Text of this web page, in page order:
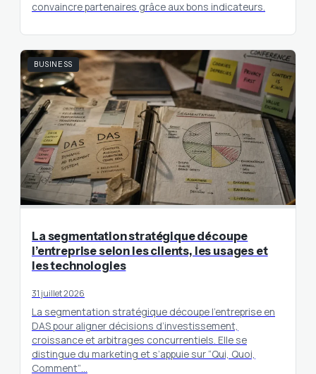
convaincre partenaires grâce aux bons indicateurs.
BUSINESS
La segmentation stratégique découpe
l’entreprise selon les clients, les usages et
les technologies
31 juillet 2026
La segmentation stratégique découpe l’entreprise en
DAS pour aligner décisions d’investissement,
croissance et arbitrages concurrentiels. Elle se
distingue du marketing et s’appuie sur “Qui, Quoi,
Comment”…